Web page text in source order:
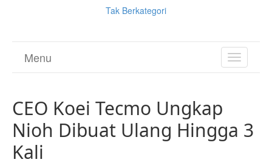
Tak Berkategori
TOGGLE
Menu
CEO Koei Tecmo Ungkap
Nioh Dibuat Ulang Hingga 3
Kali